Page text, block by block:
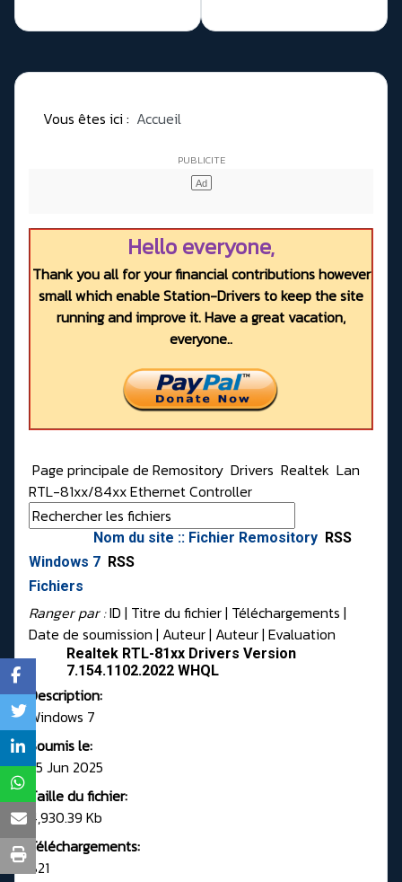
Vous êtes ici : Accueil
Hello everyone,
Thank you all for your financial contributions however
small which enable Station-Drivers to keep the site
running and improve it. Have a great vacation,
everyone..
Page principale de Remository Drivers Realtek Lan
RTL-81xx/84xx Ethernet Controller
Nom du site :: Fichier Remository RSS
Windows 7 RSS
Fichiers
Ranger par :ID | Titre du fichier | Téléchargements |
Date de soumission | Auteur| Auteur| Evaluation
Realtek RTL-81xx Drivers Version
7.154.1102.2022 WHQL
Description:
Windows 7
Soumis le:
25 Jun 2025
Taille du fichier:
4,930.39 Kb
Téléchargements:
821